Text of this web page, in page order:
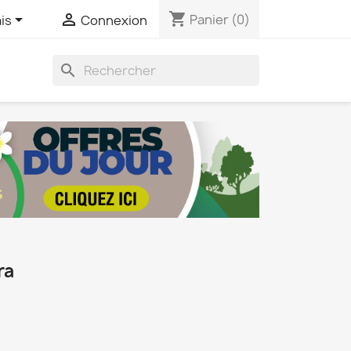
  Connexion shopping_cart Panier (0)
search